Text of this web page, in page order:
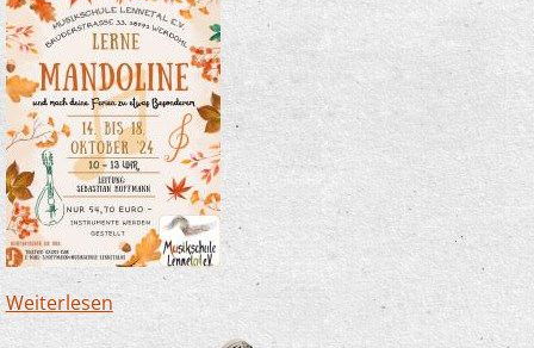
Weiterlesenüber Mandolinenseminar in den Herbstferien